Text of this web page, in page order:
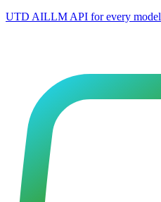
UTD AILLM API for every model